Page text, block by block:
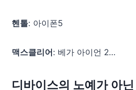
헨톨: 아이폰5
맥스클리어 : 베가 아이언 2…
디바이스의 노예가 아